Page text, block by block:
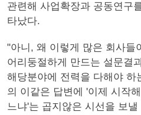
관련해 사업확장과 공동연구
타났다.
"아니, 왜 이렇게 많은 회사들
어리둥절하게 만드는 설문결
해당분야에 전력을 다해야 하
의 이같은 답변에 '이제 시작
느냐'는 곱지않은 시선을 보